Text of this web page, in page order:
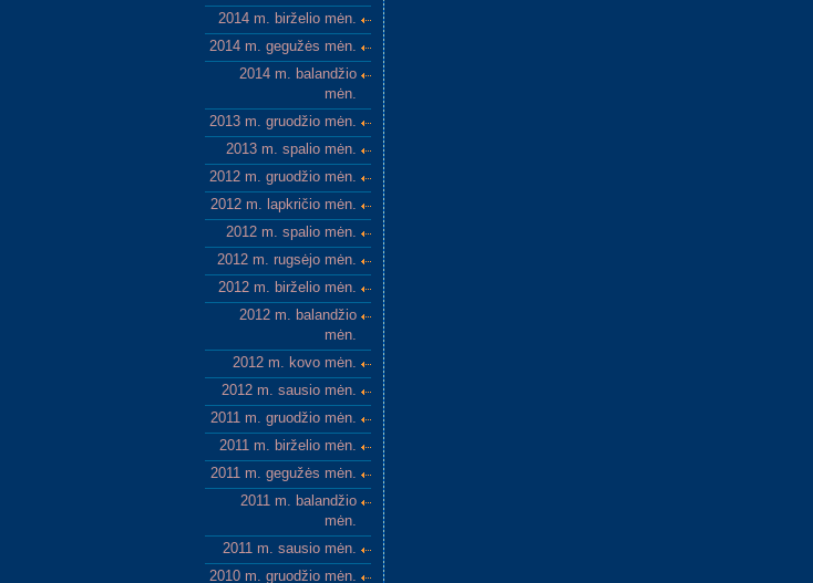
2014 m. birželio mėn.
2014 m. gegužės mėn.
2014 m. balandžio
mėn.
2013 m. gruodžio mėn.
2013 m. spalio mėn.
2012 m. gruodžio mėn.
2012 m. lapkričio mėn.
2012 m. spalio mėn.
2012 m. rugsėjo mėn.
2012 m. birželio mėn.
2012 m. balandžio
mėn.
2012 m. kovo mėn.
2012 m. sausio mėn.
2011 m. gruodžio mėn.
2011 m. birželio mėn.
2011 m. gegužės mėn.
2011 m. balandžio
mėn.
2011 m. sausio mėn.
2010 m. gruodžio mėn.